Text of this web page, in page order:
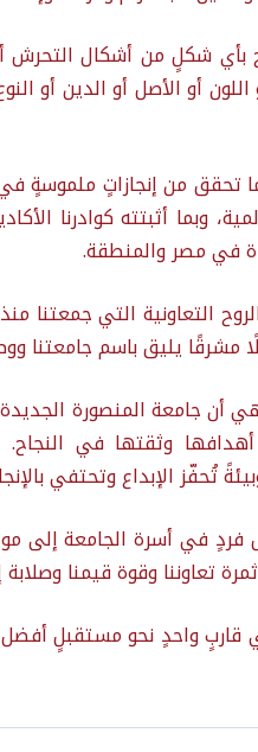
شكلٍ من أشكال التحرش أو
أو الأصل أو الدين أو
من إنجازاتٍ ملموسةٍ في
وبما أثبتته كوادرنا
في مصر والمنطقة.
التعاونية التي جمعتنا
مشرقًا يليق باسم جامعتنا
أن جامعة المنصورة
وثقتها في
تُحفّز الإبداع وتحتفي
في أسرة الجامعة إلى
تعاوننا وقوة قيمنا وصلابة
قاربٍ واحدٍ نحو مستقبلٍ